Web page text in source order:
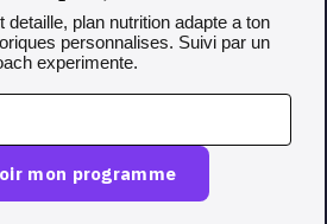
detaille, plan nutrition adapte a ton
personnalises. Suivi par un
experimente.
mon programme